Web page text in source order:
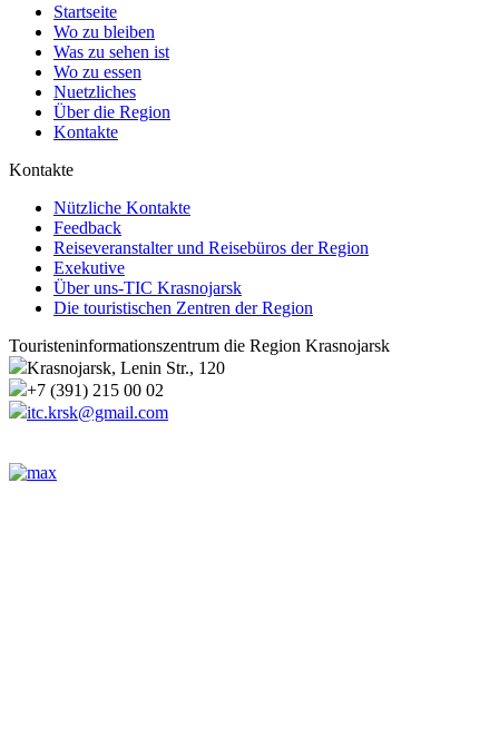
Startseite
Wo zu bleiben
Was zu sehen ist
Wo zu essen
Nuetzliches
Über die Region
Kontakte
Kontakte
Nützliche Kontakte
Feedback
Reiseveranstalter und Reisebüros der Region
Exekutive
Über uns-TIC Krasnojarsk
Die touristischen Zentren der Region
Touristeninformationszentrum die Region Krasnojarsk
Krasnojarsk, Lenin Str., 120
+7 (391) 215 00 02
itc.krsk@gmail.com